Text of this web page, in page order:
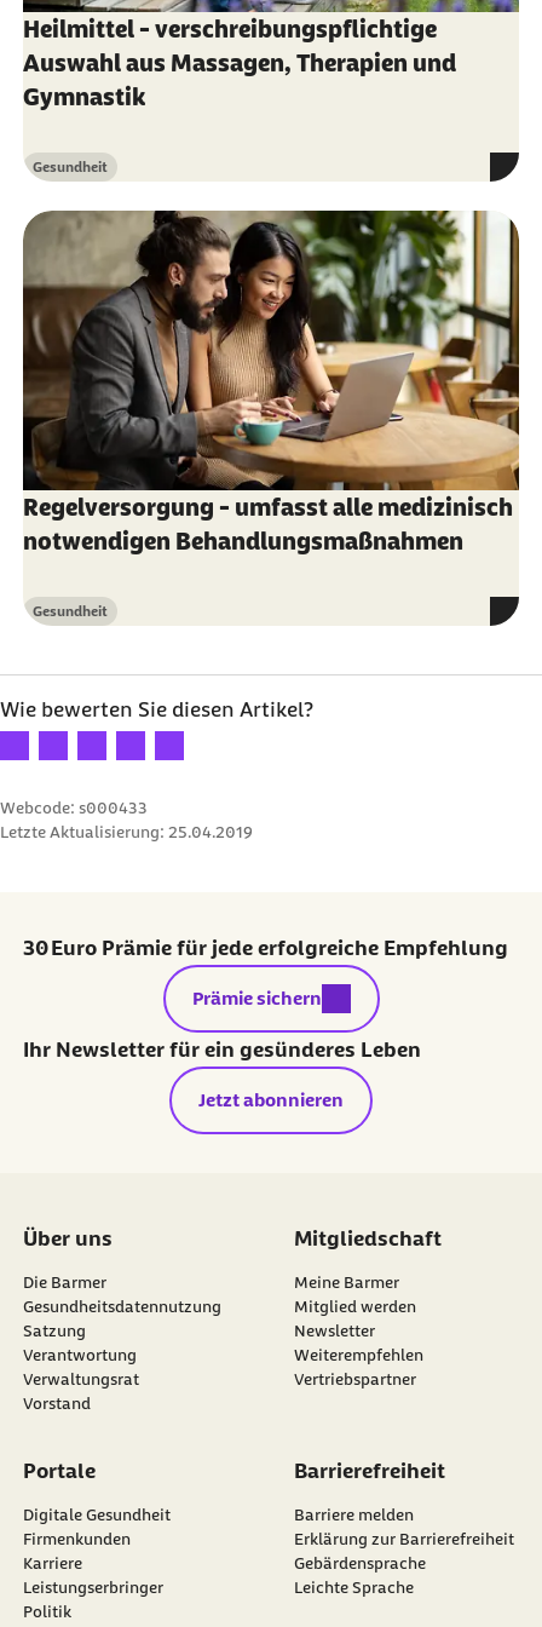
patientensicherheit.de
Wikipedia:
Heilmittel - verschreibungspflichtige
Auswahl aus Massagen, Therapien und
Gymnastik
Kategorie
Gesundheit
Regelversorgung - umfasst alle medizinisch
notwendigen Behandlungsmaßnahmen
Kategorie
Gesundheit
Wie bewerten Sie diesen Artikel?
Ihre Bewertung: 1 Stern
Ihre Bewertung: 2 Sterne
Ihre Bewertung: 3 Sterne
Ihre Bewertung: 4 Sterne
Ihre Bewertung: 5 Sterne
Webcode: s000433
Letzte Aktualisierung: 25.04.2019
30 Euro Prämie für jede erfolgreiche Empfehlung
externer Link:
Prämie sichern
Ihr Newsletter für ein gesünderes Leben
Jetzt abonnieren
Über uns
Die Barmer
Gesundheitsdatennutzung
Satzung
Verantwortung
Verwaltungsrat
Vorstand
Mitgliedschaft
Meine Barmer
Mitglied werden
Newsletter
externer Link:
Weiterempfehlen
Vertriebspartner
Portale
Digitale Gesundheit
Firmenkunden
Karriere
Leistungserbringer
Politik
Barrierefreiheit
Barriere melden
Erklärung zur Barrierefreiheit
Gebärdensprache
Leichte Sprache